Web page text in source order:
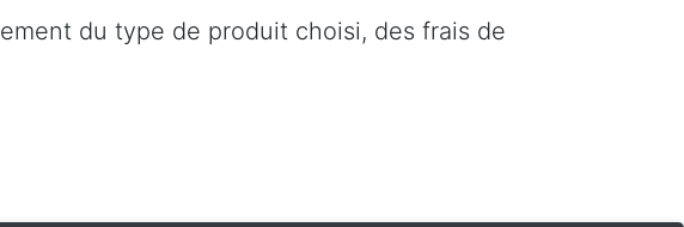
du type de produit choisi, des frais de